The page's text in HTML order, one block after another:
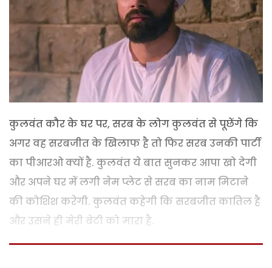
कुलवंत कौर के घर पर, सरब के लोग कुलवंत से पूछेंगे कि
अगर वह सरबजीत के खिलाफ है तो फिर सरब उनकी पार्टी
का पीआरओ क्यों है. कुलवंत ये बात सुनकर आपा खो देगी
और अपने घर में लगी नेम प्लेट से सरब का नाम मिटाने
की कोशिश करेगी. कुलवंत कहेगी कि सरबजीत कातिल है
और उसने ही मेरी बेटी को मारा है.